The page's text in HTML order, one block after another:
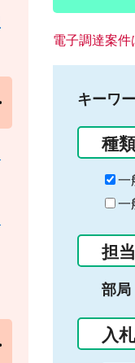
電子調達案件
キーワ
種類
一
一
担
部局
入